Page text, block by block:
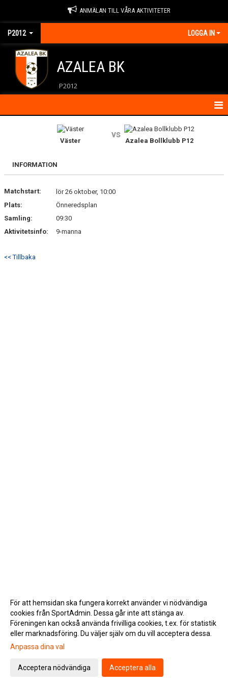
ANMÄLAN TILL VÅRA AKTIVITETER
P2012 LOGGA IN
AZALEA BK
P2012
KALENDER
MATCHER
Väster
vs
Azalea Bollklubb P12
INFORMATION
Matchstart:
lör 26 oktober, 10:00
Plats:
Önneredsplan
Samling:
09:30
Aktivitetsinfo:
9-manna
<< Tillbaka
Gå till Webbversion
För att hemsidan ska fungera korrekt använder vi nödvändiga
cookies från SportAdmin. Dessa går inte att stänga av.
Föreningen kan också använda frivilliga cookies, t.ex. för statistik
eller marknadsföring. Du väljer själv om du vill acceptera dessa.
Anpassa dina val
Acceptera nödvändiga Acceptera alla